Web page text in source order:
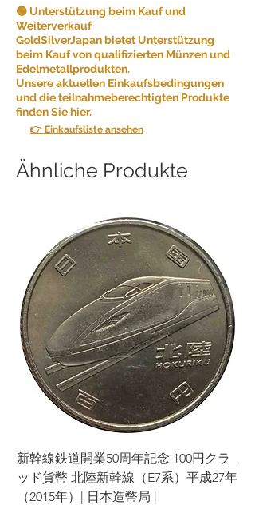
🟢 Unterstützung beim Kauf und
Weiterverkauf
GoldSilverJapan bietet Unterstützung
beim Kauf von qualifizierten Münzen und
Edelmetallprodukten.
Unsere aktuellen Einkaufsbedingungen
und die teilnahmeberechtigten Produkte
finden Sie hier.
👉 Einkaufsliste ansehen
Ähnliche Produkte
新幹線鉄道開業50周年記念 100円クラ
ッド貨幣 北陸新幹線（E7系）平成27年
（2015年）| 日本造幣局 |